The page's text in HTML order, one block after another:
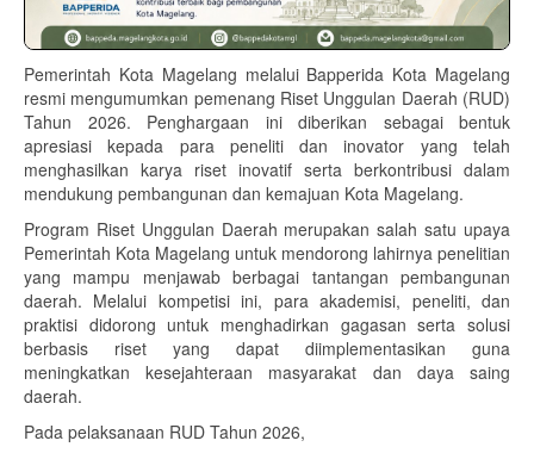
Pemerintah Kota Magelang melalui Bapperida Kota Magelang
resmi mengumumkan pemenang Riset Unggulan Daerah (RUD)
Tahun 2026. Penghargaan ini diberikan sebagai bentuk
apresiasi kepada para peneliti dan inovator yang telah
menghasilkan karya riset inovatif serta berkontribusi dalam
mendukung pembangunan dan kemajuan Kota Magelang.
Program Riset Unggulan Daerah merupakan salah satu upaya
Pemerintah Kota Magelang untuk mendorong lahirnya penelitian
yang mampu menjawab berbagai tantangan pembangunan
daerah. Melalui kompetisi ini, para akademisi, peneliti, dan
praktisi didorong untuk menghadirkan gagasan serta solusi
berbasis riset yang dapat diimplementasikan guna
meningkatkan kesejahteraan masyarakat dan daya saing
daerah.
Pada pelaksanaan RUD Tahun 2026,